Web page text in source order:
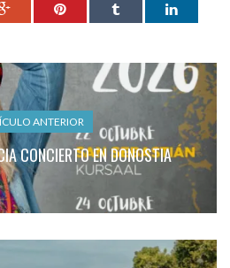
ANTERIOR
CONCIERTO EN DONOSTIA